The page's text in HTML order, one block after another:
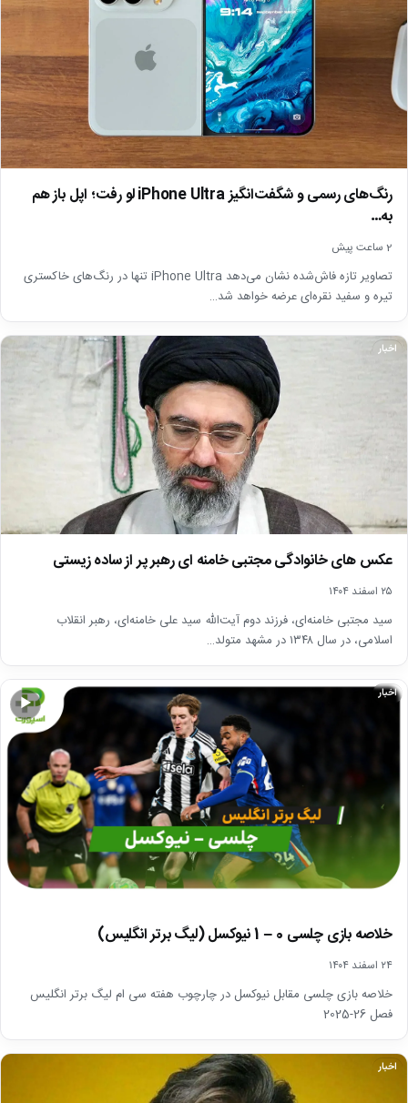
رنگ‌های رسمی و شگفت‌انگیز iPhone Ultra لو رفت؛ اپل باز هم
به…
2 ساعت پیش
تصاویر تازه فاش‌شده نشان می‌دهد iPhone Ultra تنها در رنگ‌های خاکستری
تیره و سفید نقره‌ای عرضه خواهد شد…
اخبار
عکس های خانوادگی مجتبی خامنه ای رهبر پر از ساده زیستی
۲۵ اسفند ۱۴۰۴
سید مجتبی خامنه‌ای، فرزند دوم آیت‌الله سید علی خامنه‌ای، رهبر انقلاب
اسلامی، در سال ۱۳۴۸ در مشهد متولد…
▶
اخبار
خلاصه بازی چلسی 0 – 1 نیوکسل (لیگ برتر انگلیس)
۲۴ اسفند ۱۴۰۴
خلاصه بازی چلسی مقابل نیوکسل در چارچوب هفته سی ام لیگ برتر انگلیس
فصل 26-2025
اخبار